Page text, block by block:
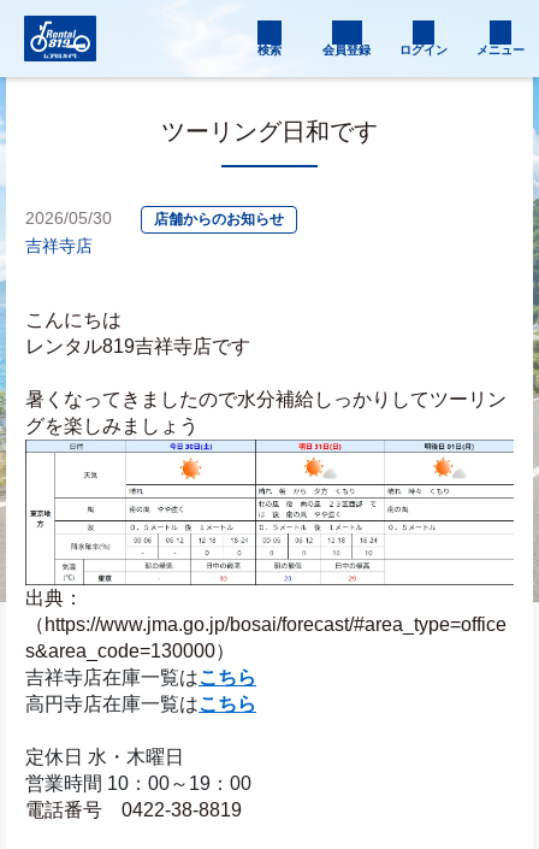
検索 会員登録 ログイン メニュー
ツーリング日和です
2026/05/30 店舗からのお知らせ
吉祥寺店
こんにちは
レンタル819吉祥寺店です
暑くなってきましたので水分補給しっかりしてツーリン
グを楽しみましょう
出典：
（https://www.jma.go.jp/bosai/forecast/#area_type=office
s&area_code=130000）
吉祥寺店在庫一覧はこちら
高円寺店在庫一覧はこちら
定休日 水・木曜日
営業時間 10：00～19：00
電話番号　0422-38-8819